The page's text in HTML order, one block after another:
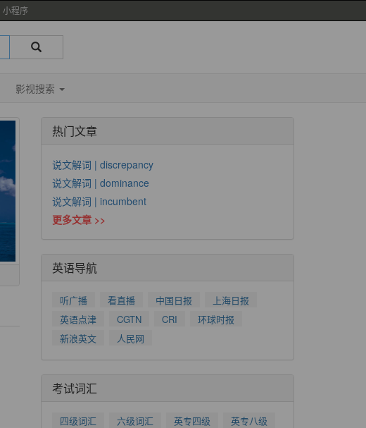
小程序
影视搜索
热门文章
说文解词 | discrepancy
说文解词 | dominance
说文解词 | incumbent
更多文章 >>
英语导航
听广播 看直播 中国日报
上海日报
英语点津
CGTN CRI
环球时报
新浪英文
人民网
考试词汇
四级词汇 六级词汇 英专四级
英专八级